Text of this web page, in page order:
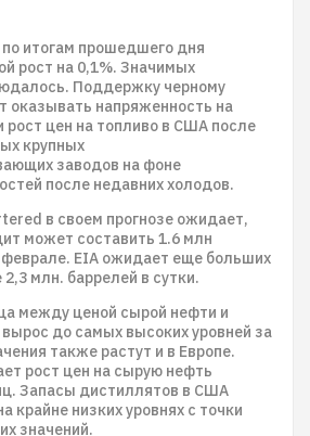
итогам прошедшего дня
рост на 0,1%. Значимых
Поддержку черному
оказывать напряженность на
цен на топливо в США после
крупных
заводов на фоне
после недавних холодов.
в своем прогнозе ожидает,
может составить 1.6 млн
феврале. EIA ожидает еще больших
2,3 млн. баррелей в сутки.
между ценой сырой нефти и
до самых высоких уровней за
также растут и в Европе.
рост цен на сырую нефть
Запасы дистиллятов в США
крайне низких уровнях с точки
значений.